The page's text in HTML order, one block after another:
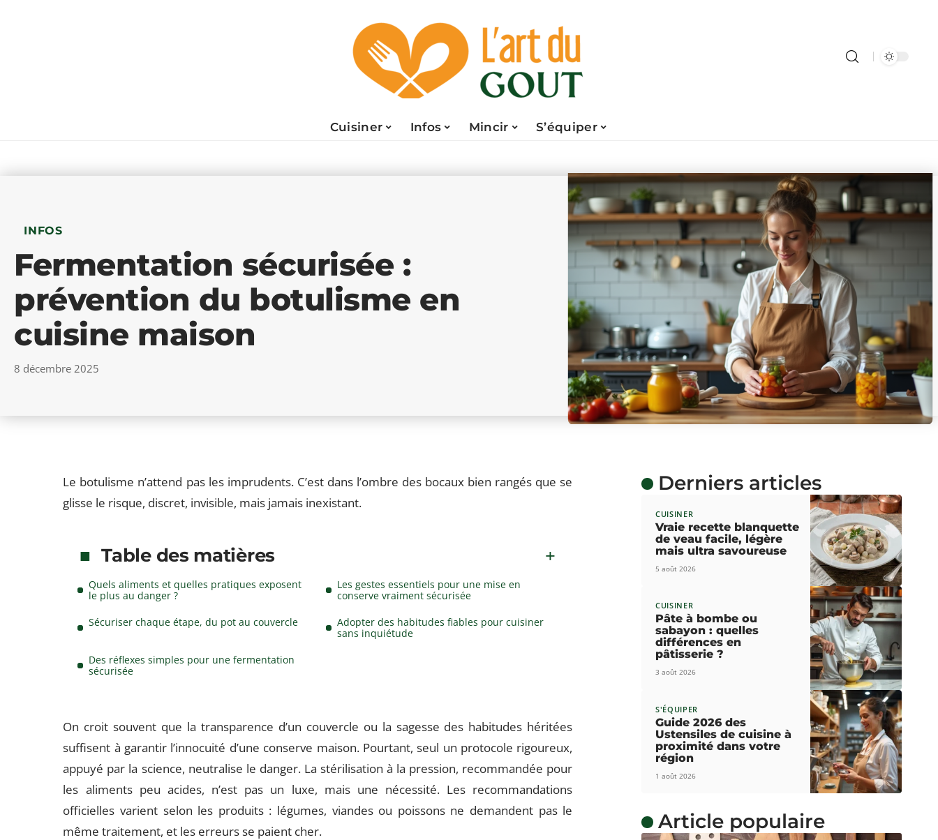
Cuisiner Infos Mincir S’équiper
INFOS
Fermentation sécurisée :
prévention du botulisme en
cuisine maison
8 décembre 2025
Le botulisme n’attend pas les imprudents. C’est dans l’ombre des bocaux bien rangés que se
glisse le risque, discret, invisible, mais jamais inexistant.
Table des matières
Quels aliments et quelles pratiques exposent
le plus au danger ?
Les gestes essentiels pour une mise en
conserve vraiment sécurisée
Sécuriser chaque étape, du pot au couvercle
Adopter des habitudes fiables pour cuisiner
sans inquiétude
Des réflexes simples pour une fermentation
sécurisée
On croit souvent que la transparence d’un couvercle ou la sagesse des habitudes héritées
suffisent à garantir l’innocuité d’une conserve maison. Pourtant, seul un protocole rigoureux,
appuyé par la science, neutralise le danger. La stérilisation à la pression, recommandée pour
les aliments peu acides, n’est pas un luxe, mais une nécessité. Les recommandations
officielles varient selon les produits : légumes, viandes ou poissons ne demandent pas le
même traitement, et les erreurs se paient cher.
Derniers articles
CUISINER
Vraie recette blanquette
de veau facile, légère
mais ultra savoureuse
5 août 2026
CUISINER
Pâte à bombe ou
sabayon : quelles
différences en
pâtisserie ?
3 août 2026
S'ÉQUIPER
Guide 2026 des
Ustensiles de cuisine à
proximité dans votre
région
1 août 2026
Article populaire